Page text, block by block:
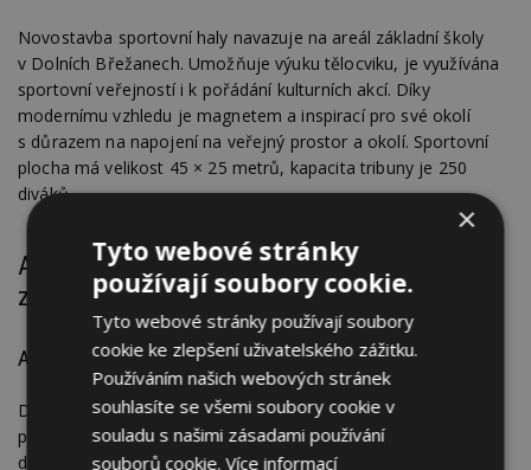
Novostavba sportovní haly navazuje na areál základní školy
v Dolních Břežanech. Umožňuje výuku tělocviku, je využívána
sportovní veřejností i k pořádání kulturních akcí. Díky
modernímu vzhledu je magnetem a inspirací pro své okolí
s důrazem na napojení na veřejný prostor a okolí. Sportovní
plocha má velikost 45 × 25 metrů, kapacita tribuny je 250
diváků.
Architektonicko-výtvarné řešení a ideový
záměr projektu
Autorská zpráva
Dolní Břežany jsou moderní a atraktivní místo pro život a za
poslední roky prošly zásadní proměnou. Vedení obce se
dlouhodobě zabývá kultivací veřejného prostoru a při realizaci
×
Tyto webové stránky
používají soubory cookie.
Tyto webové stránky používají soubory
cookie ke zlepšení uživatelského zážitku.
Používáním našich webových stránek
souhlasíte se všemi soubory cookie v
souladu s našimi zásadami používání
souborů cookie.Více informací